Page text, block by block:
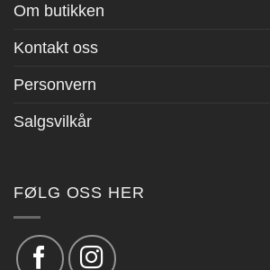
Om butikken
Kontakt oss
Personvern
Salgsvilkår
FØLG OSS HER